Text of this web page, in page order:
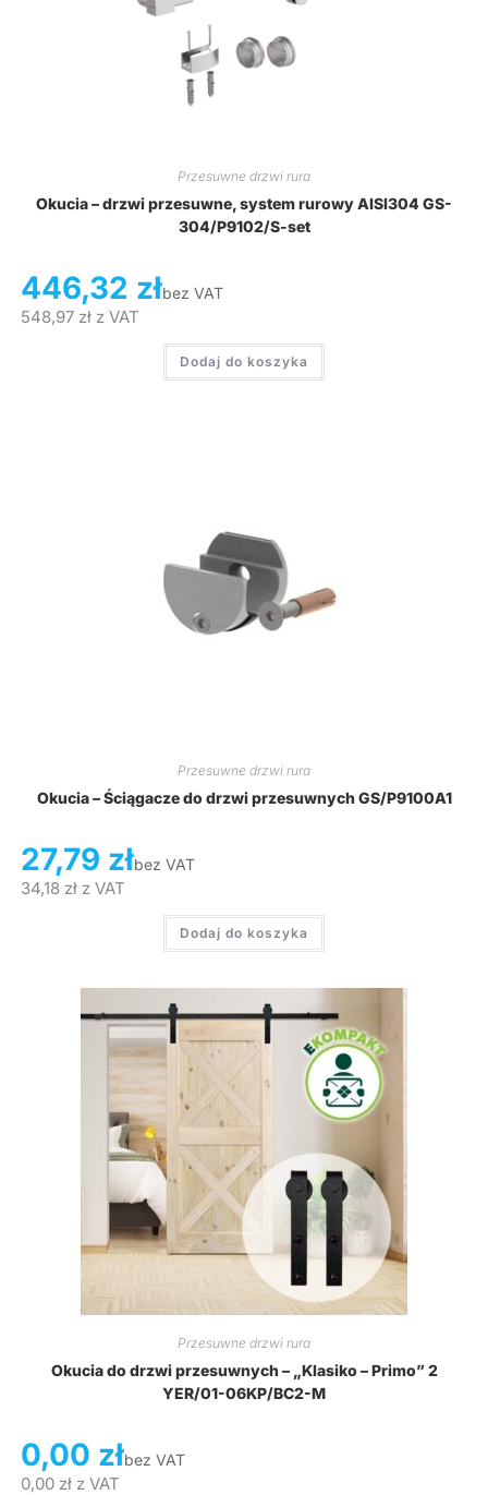
Przesuwne drzwi rura
Okucia – drzwi przesuwne, system rurowy AISI304 GS-
304/P9102/S-set
446,32 złbez VAT
548,97 złz VAT
Dodaj do koszyka
Przesuwne drzwi rura
Okucia – Ściągacze do drzwi przesuwnych GS/P9100A1
27,79 złbez VAT
34,18 złz VAT
Dodaj do koszyka
Przesuwne drzwi rura
Okucia do drzwi przesuwnych – „Klasiko – Primo” 2
YER/01-06KP/BC2-M
0,00 złbez VAT
0,00 złz VAT